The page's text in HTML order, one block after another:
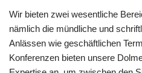
Wir bieten zwei wesentliche
nämlich die mündliche und
Anlässen wie geschäftlichen
Konferenzen bieten unsere